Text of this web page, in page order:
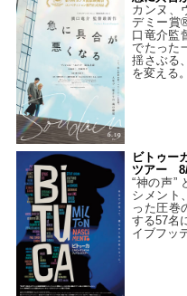
カンヌ、
デミー賞
口竜介監
でたった
揺さぶる
を変える。
ビトゥー
ツアー 8/
“神の声”
シメント
った圧巻
する57名
イブフッ